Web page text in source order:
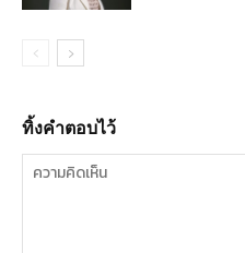
ทิ้งคำตอบไว้